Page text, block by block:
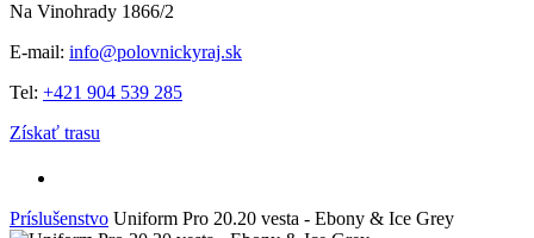
Na Vinohrady 1866/2
E-mail: info@polovnickyraj.sk
Tel: +421 904 539 285
Získať trasu
Príslušenstvo Uniform Pro 20.20 vesta - Ebony & Ice Grey